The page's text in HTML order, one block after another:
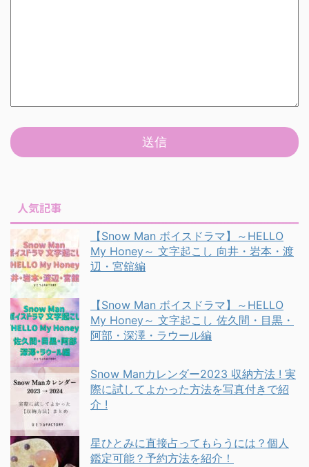
人気記事
【Snow Man ボイスドラマ】～HELLO
My Honey～ 文字起こし 向井・岩本・渡
辺・宮舘編
【Snow Man ボイスドラマ】～HELLO
My Honey～ 文字起こし 佐久間・目黒・
阿部・深澤・ラウール編
Snow Manカレンダー2023 収納方法 ! 実
際に試してよかった方法を写真付きで紹
介 !
星ひとみに直接占ってもらうには？個人
鑑定可能？予約方法を紹介！